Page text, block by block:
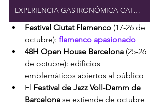
EXPERIENCIA GASTRONÓMICA CATALANA
Festival Ciutat Flamenco (17-26 de
octubre): flamenco apasionado
48H Open House Barcelona (25-26
de octubre): edificios
emblemáticos abiertos al público
El Festival de Jazz Voll-Damm de
Barcelona se extiende de octubre